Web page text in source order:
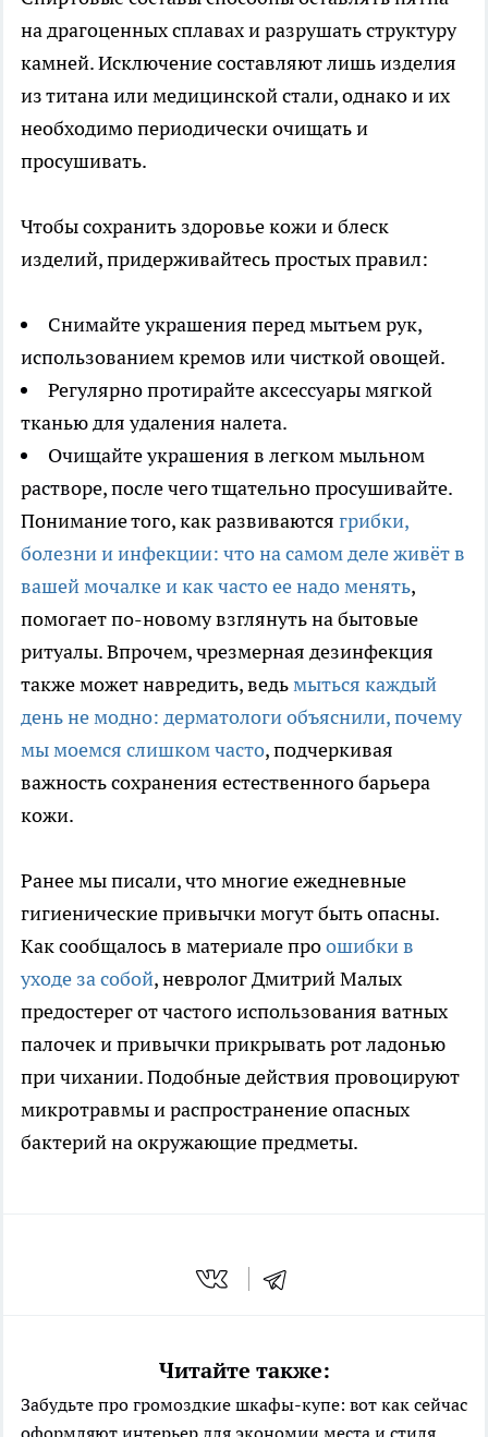
на драгоценных сплавах и разрушать структуру
камней. Исключение составляют лишь изделия
из титана или медицинской стали, однако и их
необходимо периодически очищать и
просушивать.
Чтобы сохранить здоровье кожи и блеск
изделий, придерживайтесь простых правил:
Снимайте украшения перед мытьем рук,
использованием кремов или чисткой овощей.
Регулярно протирайте аксессуары мягкой
тканью для удаления налета.
Очищайте украшения в легком мыльном
растворе, после чего тщательно просушивайте.
Понимание того, как развиваются грибки,
болезни и инфекции: что на самом деле живёт в
вашей мочалке и как часто ее надо менять,
помогает по-новому взглянуть на бытовые
ритуалы. Впрочем, чрезмерная дезинфекция
также может навредить, ведьмыться каждый
день не модно: дерматологи объяснили, почему
мы моемся слишком часто, подчеркивая
важность сохранения естественного барьера
кожи.
Ранее мы писали, что многие ежедневные
гигиенические привычки могут быть опасны.
Как сообщалось в материале проошибки в
уходе за собой, невролог Дмитрий Малых
предостерег от частого использования ватных
палочек и привычки прикрывать рот ладонью
при чихании. Подобные действия провоцируют
микротравмы и распространение опасных
бактерий на окружающие предметы.
Читайте также:
Забудьте про громоздкие шкафы-купе: вот как сейчас
оформляют интерьер для экономии места и стиля